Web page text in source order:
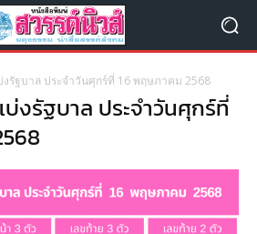
รัฐบาล ประจำวันศุกร์ที่ 16 พฤษภาคม 2568
งรัฐบาล ประจำวันศุกร์ที่